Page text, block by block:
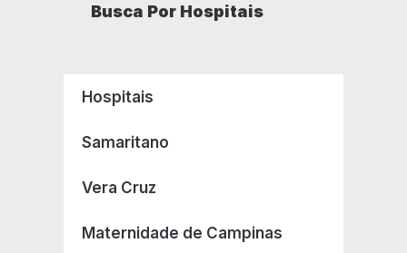
Busca Por Hospitais
Hospitais
Samaritano
Vera Cruz
Maternidade de Campinas